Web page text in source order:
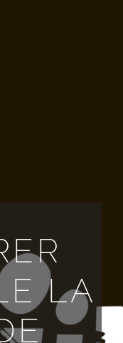
LA